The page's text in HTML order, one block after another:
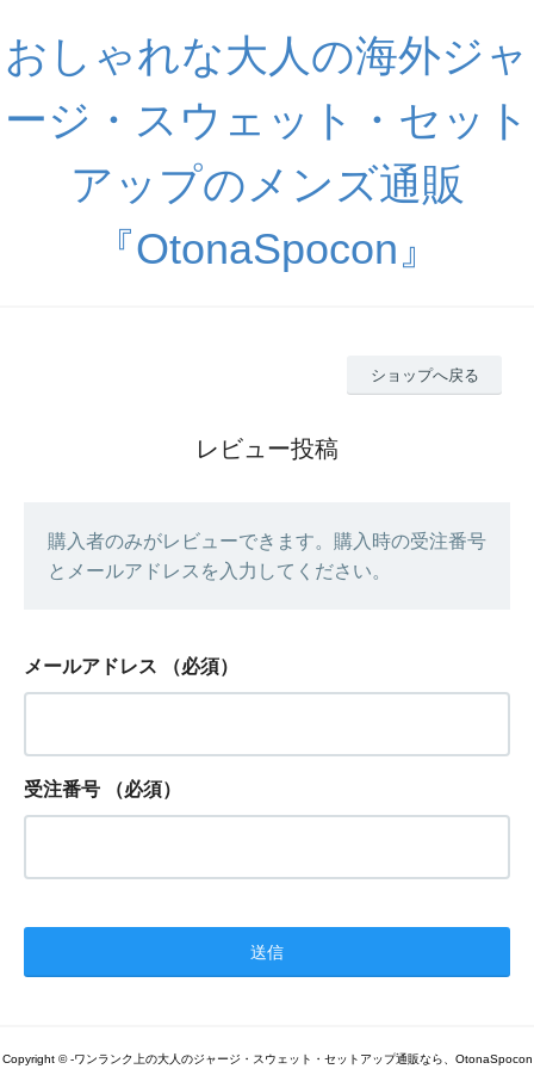
おしゃれな大人の海外ジャ
ージ・スウェット・セット
アップのメンズ通販
『OtonaSpocon』
ショップへ戻る
レビュー投稿
購入者のみがレビューできます。購入時の受注番号
とメールアドレスを入力してください。
メールアドレス （必須）
受注番号 （必須）
Copyright © -ワンランク上の大人のジャージ・スウェット・セットアップ通販なら、OtonaSpocon